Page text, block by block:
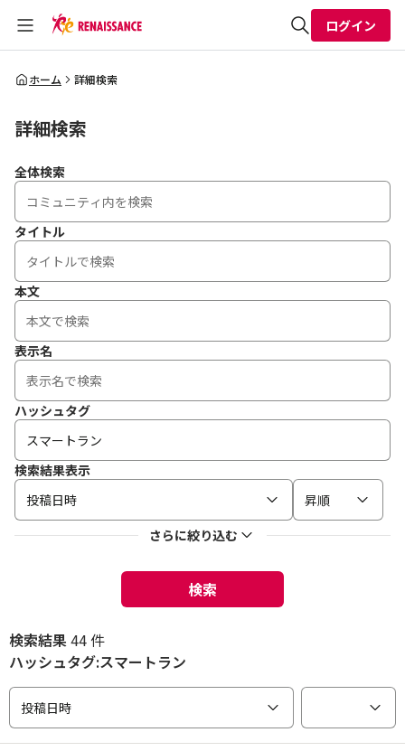
全体検索
ログイン
ホーム 詳細検索
詳細検索
全体検索
タイトル
本文
表示名
ハッシュタグ
検索結果表示
投稿日時
昇順
さらに絞り込む
検索
検索結果44 件
ハッシュタグ:スマートラン
投稿日時